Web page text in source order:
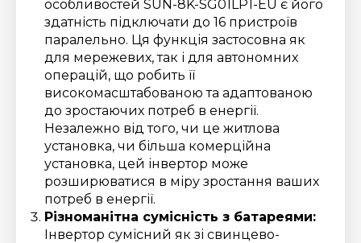
особливостей SUN-8K-SG01LP1-EU є його
здатність підключати до 16 пристроїв
паралельно. Ця функція застосовна як
для мережевих, так і для автономних
операцій, що робить її
високомасштабованою та адаптованою
до зростаючих потреб в енергії.
Незалежно від того, чи це житлова
установка, чи більша комерційна
установка, цей інвертор може
розширюватися в міру зростання ваших
потреб в енергії.
Різноманітна сумісність з батареями:
Інвертор сумісний як зі свинцево-